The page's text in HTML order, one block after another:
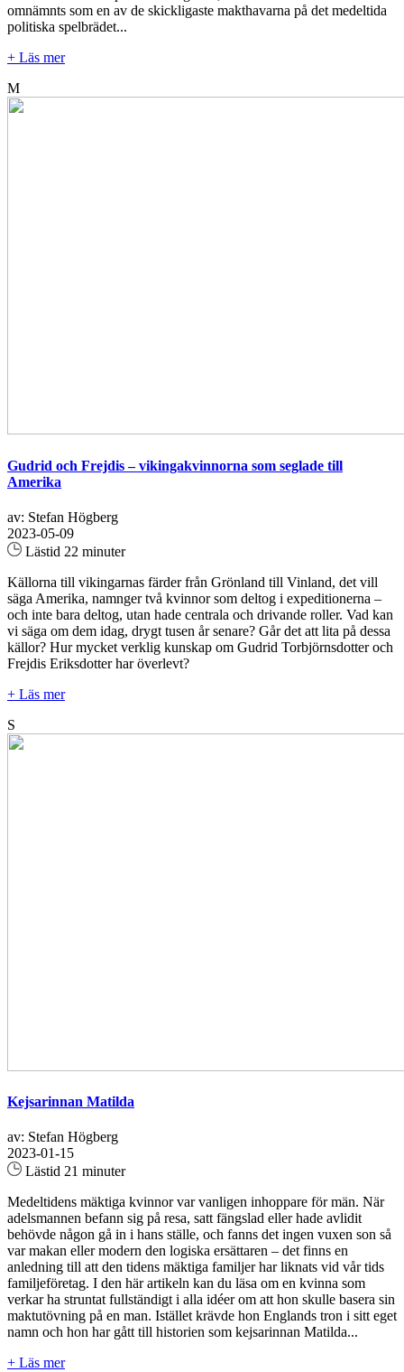
omnämnts som en av de skickligaste makthavarna på det medeltida
politiska spelbrädet...
+ Läs mer
M
Gudrid och Frejdis – vikingakvinnorna som seglade till
Amerika
av: Stefan Högberg
2023-05-09
Lästid 22 minuter
Källorna till vikingarnas färder från Grönland till Vinland, det vill
säga Amerika, namnger två kvinnor som deltog i expeditionerna –
och inte bara deltog, utan hade centrala och drivande roller. Vad kan
vi säga om dem idag, drygt tusen år senare? Går det att lita på dessa
källor? Hur mycket verklig kunskap om Gudrid Torbjörnsdotter och
Frejdis Eriksdotter har överlevt?
+ Läs mer
S
Kejsarinnan Matilda
av: Stefan Högberg
2023-01-15
Lästid 21 minuter
Medeltidens mäktiga kvinnor var vanligen inhoppare för män. När
adelsmannen befann sig på resa, satt fängslad eller hade avlidit
behövde någon gå in i hans ställe, och fanns det ingen vuxen son så
var makan eller modern den logiska ersättaren – det finns en
anledning till att den tidens mäktiga familjer har liknats vid vår tids
familjeföretag. I den här artikeln kan du läsa om en kvinna som
verkar ha struntat fullständigt i alla idéer om att hon skulle basera sin
maktutövning på en man. Istället krävde hon Englands tron i sitt eget
namn och hon har gått till historien som kejsarinnan Matilda...
+ Läs mer